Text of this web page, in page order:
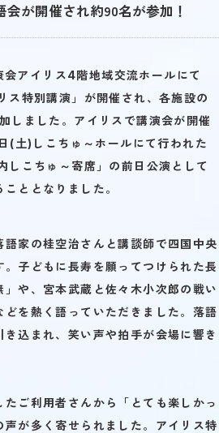
が開催され約90名が参加！
アイリス4階地域交流ホールにて
ス特別講演」が開催され、各施設の
しました。アイリスで講演会が開催
(土)しこちゅ～ホールにて行われた
しこちゅ～寄席」の前日公演として
ととなりました。
語家の桂空治さんと講談師で四国中央
子どもに長寿を願ってつけられた長
や、宮本武蔵と佐々木小次郎の戦い
を熱く語っていただきました。落語
込まれ、笑い声や拍手が会場に響き
ご利用者さんから「とても楽しかっ
が多く寄せられました。アイリス特